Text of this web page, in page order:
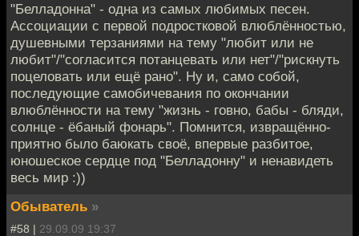
"Белладонна" - одна из самых любимых песен.
Ассоциации с первой подростковой влюблённостью,
душевными терзаниями на тему "любит или не
любит"/"согласится потанцевать или нет"/"рискнуть
поцеловать или ещё рано". Ну и, само собой,
последующие самобичевания по окончании
влюблённости на тему "жизнь - говно, бабы - бляди,
солнце - ёбаный фонарь". Помнится, извращённо-
приятно было баюкать своё, впервые разбитое,
юношеское сердце под "Белладонну" и ненавидеть
весь мир :))
Обыватель »
#58 | 29.09.09 19:37